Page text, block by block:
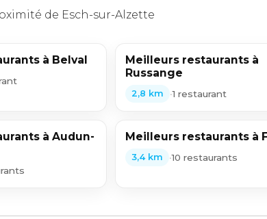
de Esch-sur-Alzette
à Belval
Meilleurs restaurants à
Russange
2,8 km •1 restaurant
à Audun-
Meilleurs restaurants à
3,4 km •10 restaurants